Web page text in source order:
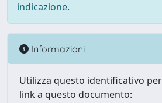
indicazione.
Informazioni
Utilizza questo identificativo
link a questo documento: